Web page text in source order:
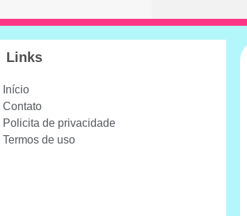
Links
Início
Contato
Policita de privacidade
Termos de uso